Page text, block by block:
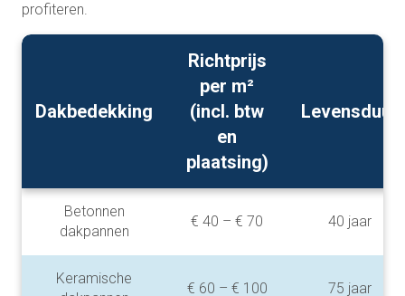
profiteren.
Dakbedekking
Richtprijs
per m²
(incl. btw
en
plaatsing)
Levensduur
Betonnen
dakpannen
€ 40 – € 70 40 jaar
Keramische
€ 60 – € 100 75 jaar